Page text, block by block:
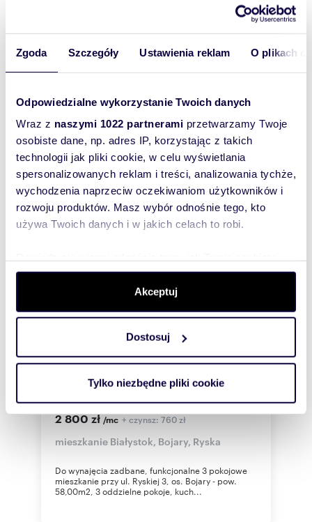
Zgoda Szczegóły Ustawienia reklam O plikach
Odpowiedzialne wykorzystanie Twoich danych
Wraz z naszymi 1022 partnerami przetwarzamy Twoje
osobiste dane, np. adres IP, korzystając z takich
technologii jak pliki cookie, w celu wyświetlania
spersonalizowanych reklam i treści, analizowania tychże,
wychodzenia naprzeciw oczekiwaniom użytkowników i
rozwoju produktów. Masz wybór odnośnie tego, kto
używa Twoich danych i w jakich celach to robi.
dane są przetwarzane oraz ustaw własne preferencje w
. W Deklaracji plików cookie możesz
zmienić lub wycofać swoją zgodę w dowolnej chwili.
Wykorzystujemy pliki cookie do spersonalizowania treści
i reklam, aby oferować funkcje społecznościowe i
korzystasz z naszej witryny, udostępniamy partnerom
Partnerzy mogą połączyć te informacje z innymi danymi
otrzymanymi od Ciebie lub uzyskanymi podczas
Akceptuj
Dostosuj
Tylko niezbędne pliki cookie
pokoi:
Powierzchni
a całkowita:
36,10 m
Białystokgmina:Białystok
Bojary
Podobne oferty w tej lokalizacji
57,99m 3 48zł/m
balkonem i garażem
2 800 zł/mc + czynsz: 760 zł
mieszkanie Białystok, Bojary, Ryska
Do wynajęcia zadbane, funkcjonalne 3 pokojowe
mieszkanie przy ul. Ryskiej 3, os. Bojary - pow.
58,00m2, 3 oddzielne pokoje, kuch...